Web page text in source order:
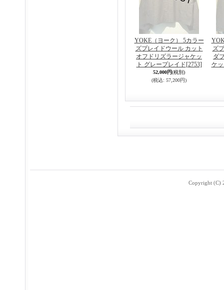
YOKE（ヨーク） 5カラー
ズプレイドウール カット
オフドリズラージャケッ
ト グレープレイド[2753]
52,000円(税別)
(税込: 57,200円)
ズ
ダ
ケ
Copyright (C)